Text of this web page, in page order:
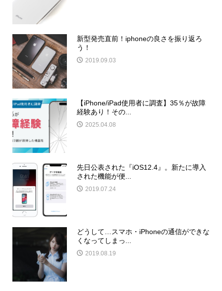
新型発売直前！iphoneの良さを振り返ろ
う！
2019.09.03
【iPhone/iPad使用者に調査】35％が故障
経験あり！その...
2025.04.08
先日公表された『iOS12.4』。新たに導入
された機能が便...
2019.07.24
どうして…スマホ・iPhoneの通信ができな
くなってしまっ...
2019.08.19